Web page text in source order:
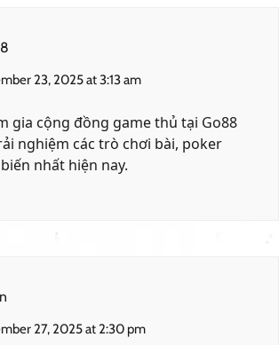
23, 2025 at 3:13 am
gia cộng đồng game thủ tại Go88
nghiệm các trò chơi bài, poker
nhất hiện nay.
27, 2025 at 2:30 pm